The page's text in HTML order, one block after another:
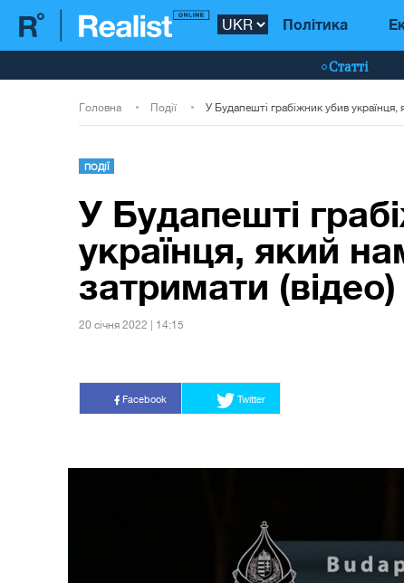
Політика
Статті
Головна Події
ПОДІЇ
У Будапешті
українця, який
затримати (відео)
20 сiчня 2022 | 14:15
Facebook Twitter